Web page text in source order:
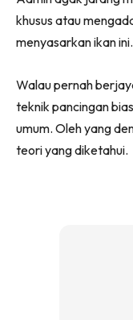
khusus atau
menyasarkan ikan ini.
Walau pernah
teknik pancingan
umum. Oleh yang
teori yang diketahui.